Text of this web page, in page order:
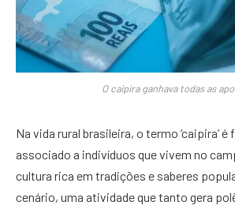
O caipira ganhava todas as
Na vida rural brasileira, o termo ‘caipira’
associado a indivíduos que vivem no
cultura rica em tradições e saberes
cenário, uma atividade que tanto gera